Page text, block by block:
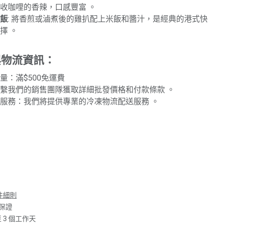
咖哩的香辣，口感豐富 。
: 將香煎或滷煮後的雞扒配上米飯和醬汁，是經典的港式快
。
流資訊：
：滿$500免運費
我們的銷售團隊獲取詳細批發價格和付款條款 。
務：我們將提供專業的冷凍物流配送服務 。
細則
證
3 個工作天